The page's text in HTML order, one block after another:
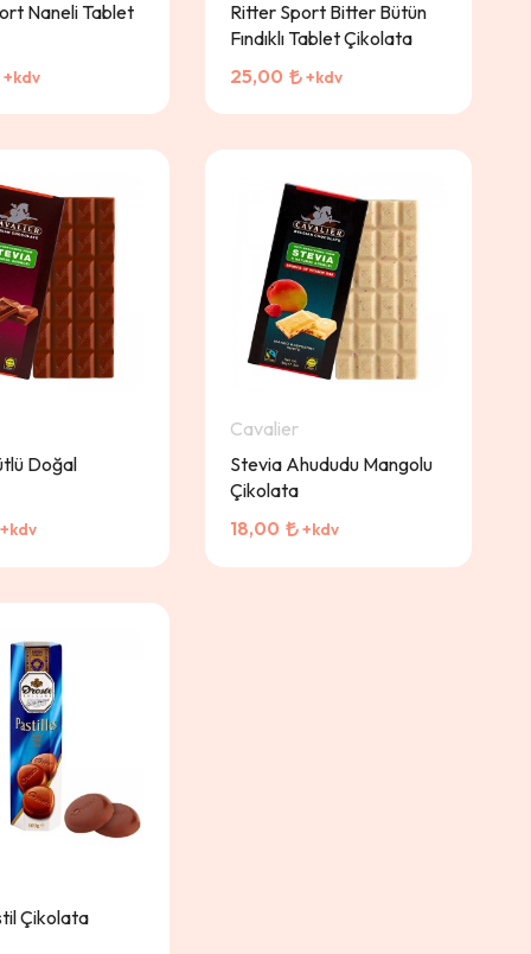
Naneli Tablet
+kdv
Ritter Sport Bitter Bütün
Fındıklı Tablet Çikolata
25,00
+kdv
Doğal
+kdv
Cavalier
Stevia Ahududu Mangolu
Çikolata
18,00
+kdv
Çikolata